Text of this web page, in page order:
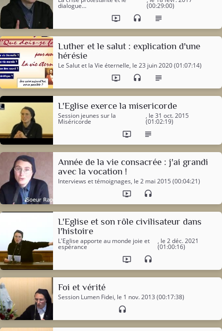
dialogue… (00:29:00)
ondemand_video headset subject
Luther et le salut : explication d'une
hérésie
Le Salut et la Vie éternelle, le 23 juin 2020 (01:07:14)
ondemand_video headset subject
L'Eglise exerce la misericorde
Session jeunes sur la
Miséricorde
, le 31 oct. 2015
(01:02:19)
ondemand_video subject
Année de la vie consacrée : j'ai grandi
avec la vocation !
Interviews et témoignages, le 2 mai 2015 (00:04:21)
ondemand_video headset
L'Eglise et son rôle civilisateur dans
l'histoire
L'Eglise apporte au monde joie et
espérance
, le 2 déc. 2021
(01:00:16)
ondemand_video headset
Foi et vérité
Session Lumen Fidei, le 1 nov. 2013 (00:17:38)
headset